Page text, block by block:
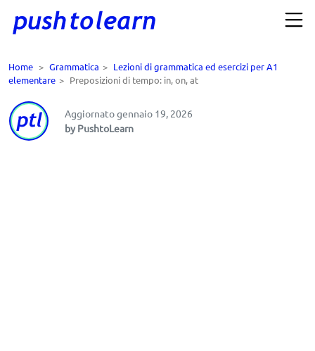
Home > Grammatica > Lezioni di grammatica ed esercizi per A1
elementare > Preposizioni di tempo: in, on, at
Aggiornato gennaio 19, 2026
by PushtoLearn